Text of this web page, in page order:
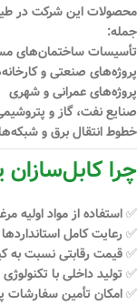
محصولات این شرکت در طیف
جمله:
تأسیسات ساختمان‌های
پروژه‌های صنعتی و
پروژه‌های عمرانی و شهری
صنایع نفت، گاز و
خطوط انتقال برق و
چرا کابل‌سازان
✅ استفاده از مواد اولیه
✅ رعایت کامل
✅ قیمت رقابتی نسبت به
✅ تولید داخلی با
✅ امکان تأمین سفارشات